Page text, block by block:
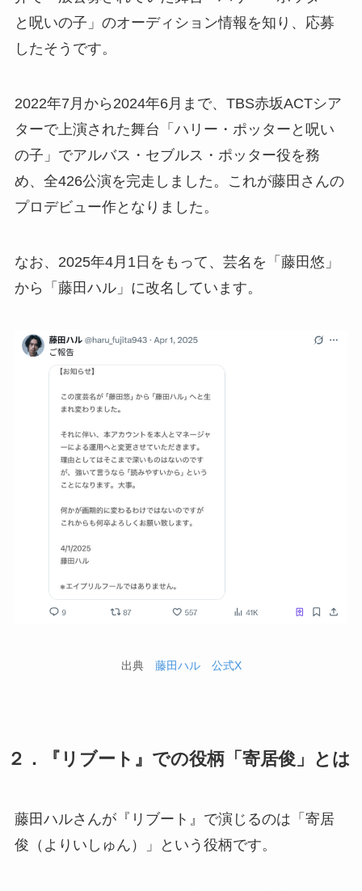
と呪いの子」のオーディション情報を知り、応募
したそうです。
2022年7月から2024年6月まで、TBS赤坂ACTシア
ターで上演された舞台「ハリー・ポッターと呪い
の子」でアルバス・セブルス・ポッター役を務
め、全426公演を完走しました。これが藤田さんの
プロデビュー作となりました。
なお、2025年4月1日をもって、芸名を「藤田悠」
から「藤田ハル」に改名しています。
出典 藤田ハル 公式X
２．『リブート』での役柄「寄居俊」とは
藤田ハルさんが『リブート』で演じるのは「寄居
俊（よりいしゅん）」という役柄です。